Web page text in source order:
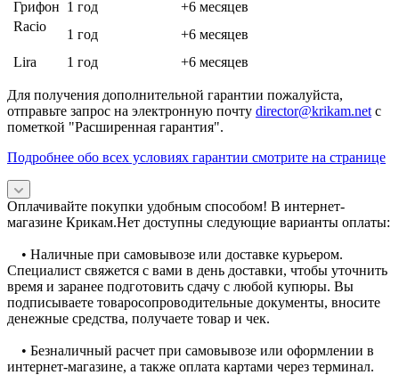
Грифон 1 год
+6 месяцев
Racio
1 год
+6 месяцев
Lira
1 год +6 месяцев
Для получения дополнительной гарантии пожалуйста,
отправьте запрос на электронную почту director@krikam.net с
пометкой "Расширенная гарантия".
Подробнее обо всех условиях гарантии смотрите на странице
Оплачивайте покупки удобным способом! В интернет-
магазине Крикам.Нет доступны следующие варианты оплаты:
• Наличные при самовывозе или доставке курьером.
Специалист свяжется с вами в день доставки, чтобы уточнить
время и заранее подготовить сдачу с любой купюры. Вы
подписываете товаросопроводительные документы, вносите
денежные средства, получаете товар и чек.
• Безналичный расчет при самовывозе или оформлении в
интернет-магазине, а также оплата картами через терминал.